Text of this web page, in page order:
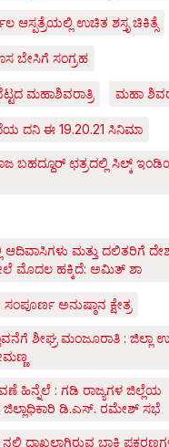
ಉಚಿತ ಶಸ್ತೃ ಚಿಕಿತ್ಸೆ
ಬೇಸಿಗೆ ಸಂಗ್ರಹ
ಮಹಾಶಿವರಾತ್ರಿ ಮಹಾ
ದನಿ ಈ 19.20.21 ಸಿನಿಮಾ
ಬಹದ್ದೂರ್ ಛತ್ರದಲ್ಲಿ ಸಿಲ್ಕ್
ಆದಿವಾಸಿಗಳು ಮತ್ತು ದಲಿತರಿಗೆ
ಮೊದಲ ಹಕ್ಕಿದೆ: ಅಮಿತ್ ಶಾ
ಅನುಷ್ಠಾನ ಕ್ಷೇತ್ರ
ಶೀಘ್ರ ಮಂಜೂರಾತಿ : ಜಿಲ್ಲಾ
ಹಿನ್ನೆಲೆ : ಗಡಿ ರಾಜ್ಯಗಳ ಜಿಲ್ಲೆಯ
ಡಿ.ಎಸ್. ರಮೇಶ್ ಸಭೆ
ದಾಖಲಾಗಿರುವ ಬಾಕಿ